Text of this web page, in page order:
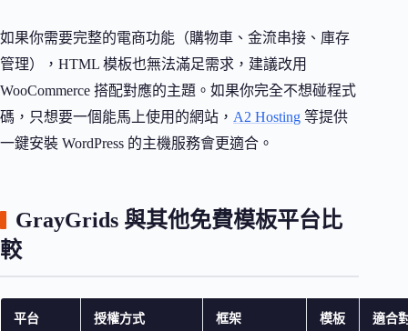
如果你需要完整的電商功能（購物車、金流串接、庫存
管理），HTML 模板也無法滿足需求，建議改用
WooCommerce 搭配對應的主題。如果你完全不想碰程式
碼，只想要一個能馬上使用的網站， A2 Hosting 等提供
一鍵安裝 WordPress 的主機服務會更適合。
GrayGrids 與其他免費模板平台比
較
平台 授權方式 框架
模板
適合